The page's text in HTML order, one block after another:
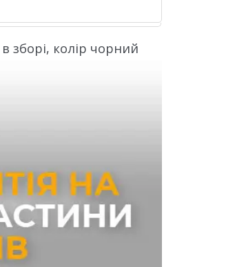
зборі, колір чорний